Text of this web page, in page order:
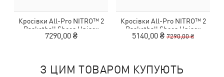
Кросівки All-Pro NITRO™ 2
Basketball Shoes Unisex
7290,00 ₴
Кросівки All-Pro NITRO™ 2
Basketball Shoes Unisex
5140,00 ₴ 7290,00 ₴
З ЦИМ ТОВАРОМ КУПУЮТЬ